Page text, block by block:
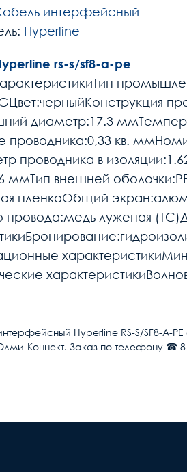
интерфейсный
Hyperline
rs-s/sf8-a-pe
диаметр:17.3
проводника:0,33 кв.
проводника в
ммТип внешней
пленкаОбщий
провода:медь луженая
интерфейса
проводниковтовара. Обращаем
Hyperline RS-S/SF8-
Коннект. Заказ по телефону ☎ 8